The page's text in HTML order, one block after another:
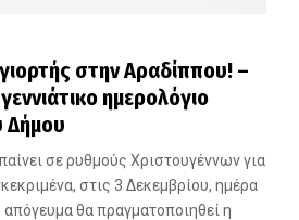
στην Αραδίππου! –
ημερολόγιο
Δήμου
σε ρυθμούς Χριστουγέννων για
στις 3 Δεκεμβρίου, ημέρα
απόγευμα θα πραγματοποιηθεί η